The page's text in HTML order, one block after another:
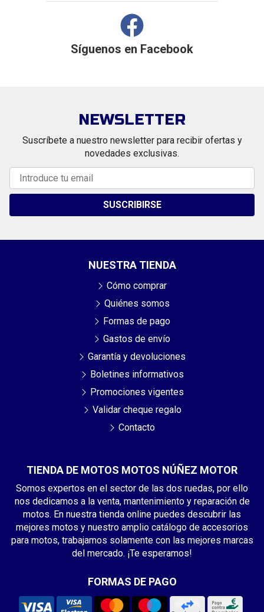
Síguenos en Facebook
NEWSLETTER
Suscríbete a nuestro newsletter para recibir ofertas y
novedades exclusivas.
SUSCRIBIRSE
TIENDA DE MOTOS MOTOS NÚÑEZ MOTOR
Somos expertos en el sector de las dos ruedas, por ello
nos dedicamos a la venta, mantenimiento y reparación de
motos. En nuestra tienda online puedes descubrir las
mejores motos y nuestro amplio catálogo de accesorios
para motos, trabajamos solamente con las mejores marcas
del mercado. ¡Te esperamos!
FORMAS DE PAGO
NUESTRA TIENDA
Cómo comprar
Quiénes somos
Formas de pago
Gastos de envío
Garantía y devoluciones
Boletines informativos
Promociones vigentes
Validar cheque regalo
Contacto